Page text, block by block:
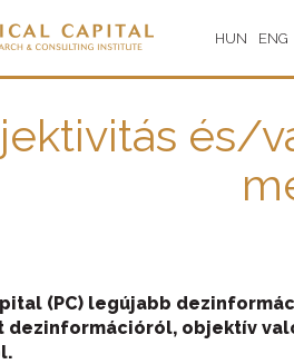
HUN ENG
és/
(PC) legújabb
dezinformációról, objektív